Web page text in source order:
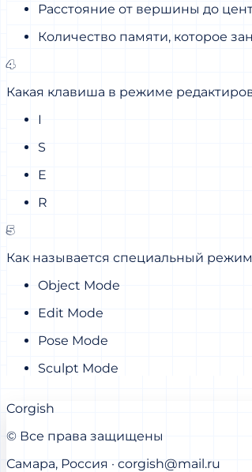
Расстояние от вершины до
Количество памяти, которое
4
Какая клавиша в режиме
I
S
E
R
5
Как называется специальный
Object Mode
Edit Mode
Pose Mode
Sculpt Mode
Corgish
© Все права защищены
Самара, Россия · corgish@mail.ru